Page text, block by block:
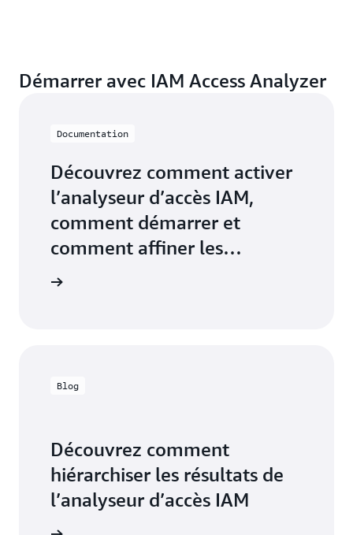
Démarrer avec IAM Access Analyzer
Documentation
Découvrez comment activer
l’analyseur d’accès IAM,
comment démarrer et
comment affiner les
autorisations
Blog
Découvrez comment
hiérarchiser les résultats de
l’analyseur d’accès IAM